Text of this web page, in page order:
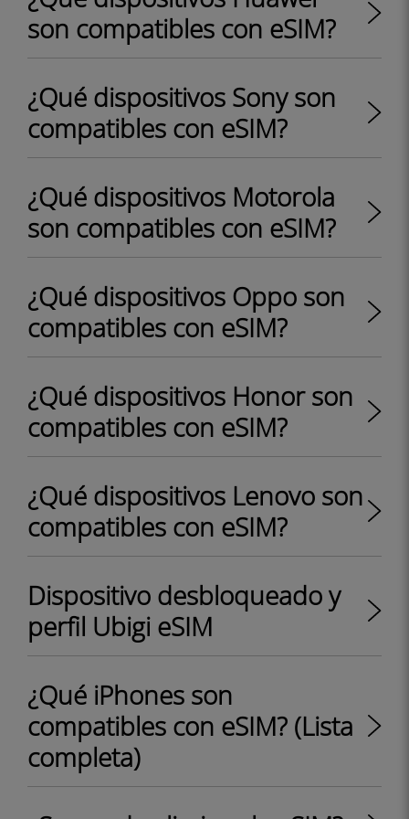
son compatibles con eSIM?
¿Qué dispositivos Sony son
compatibles con eSIM?
¿Qué dispositivos Motorola
son compatibles con eSIM?
¿Qué dispositivos Oppo son
compatibles con eSIM?
¿Qué dispositivos Honor son
compatibles con eSIM?
¿Qué dispositivos Lenovo son
compatibles con eSIM?
Dispositivo desbloqueado y
perfil Ubigi eSIM
¿Qué iPhones son
compatibles con eSIM? (Lista
completa)